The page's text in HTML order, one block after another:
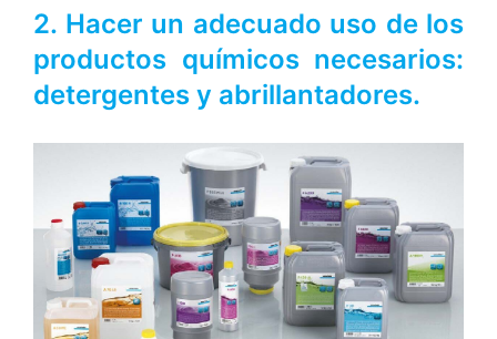
2. Hacer un adecuado uso de los
productos químicos necesarios:
detergentes y abrillantadores.